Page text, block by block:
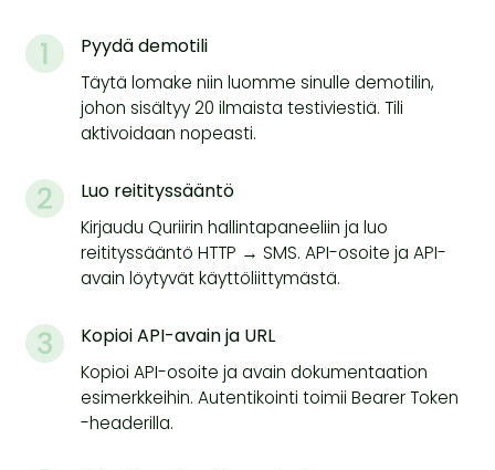
Pyydä demotili
Täytä lomake niin luomme sinulle demotilin,
johon sisältyy 20 ilmaista testiviestiä. Tili
aktivoidaan nopeasti.
Luo reitityssääntö
Kirjaudu Quriirin hallintapaneeliin ja luo
reitityssääntö HTTP → SMS. API-osoite ja API-
avain löytyvät käyttöliittymästä.
Kopioi API-avain ja URL
Kopioi API-osoite ja avain dokumentaation
esimerkkeihin. Autentikointi toimii Bearer Token
-headerilla.